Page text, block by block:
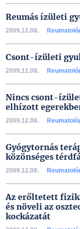
Reumás ízületi
2009.12.08.
Csont-ízületi
2009.12.08.
Nincs csont-
elhízott
2009.12.08.
Gyógytornás
közönséges
2009.12.08.
Az erőltetett
és növeli az
kockázatát